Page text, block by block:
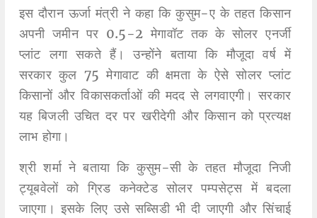
इस दौरान ऊर्जा मंत्री ने कहा कि कुसुम-ए के तहत किसान
अपनी जमीन पर 0.5-2 मेगावॉट तक के सोलर एनर्जी
प्लांट लगा सकते हैं। उन्होंने बताया कि मौजूदा वर्ष में
सरकार कुल 75 मेगावाट की क्षमता के ऐसे सोलर प्लांट
किसानों और विकासकर्ताओं की मदद से लगवाएगी। सरकार
यह बिजली उचित दर पर खरीदेगी और किसान को प्रत्यक्ष
लाभ होगा।
श्री शर्मा ने बताया कि कुसुम-सी के तहत मौजूदा निजी
ट्यूबवेलों को ग्रिड कनेक्टेड सोलर पम्पसेट्स में बदला
जाएगा। इसके लिए उसे सब्सिडी भी दी जाएगी और सिंचाई